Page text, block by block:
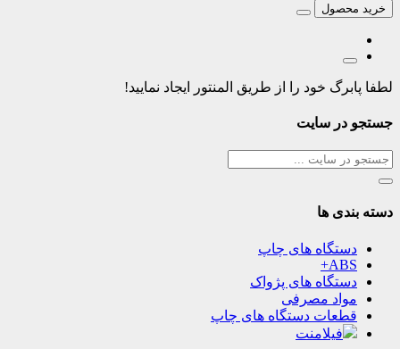
خرید محصول
لطفا پابرگ خود را از طریق المنتور ایجاد نمایید!
جستجو در سایت
دسته بندی ها
دستگاه های چاپ
ABS+
دستگاه های پژواک
مواد مصرفی
قطعات دستگاه های چاپ
فیلامنت